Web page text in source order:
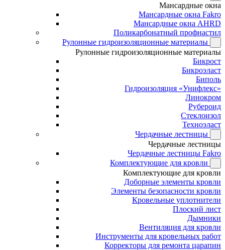
Мансардные окна
Мансардные окна Fakro
Мансардные окна AHRD
Поликарбонатный профнастил
Рулонные гидроизоляционные материалы
Рулонные гидроизоляционные материалы
Бикрост
Бикроэласт
Биполь
Гидроизоляция «Унифлекс»
Линокром
Рубероид
Стеклоизол
Техноэласт
Чердачные лестницы
Чердачные лестницы
Чердачные лестницы Fakro
Комплектующие для кровли
Комплектующие для кровли
Доборные элементы кровли
Элементы безопасности кровли
Кровельные уплотнители
Плоский лист
Дымники
Вентиляция для кровли
Инструменты для кровельных работ
Корректоры для ремонта царапин